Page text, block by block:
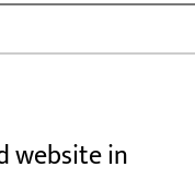
website in